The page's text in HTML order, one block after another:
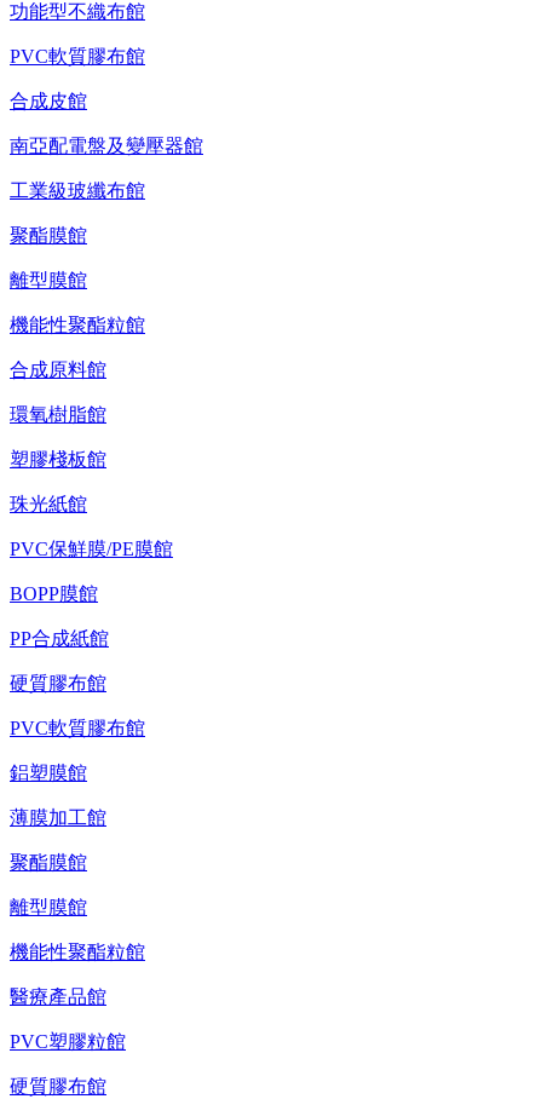
功能型不織布館
PVC軟質膠布館
合成皮館
南亞配電盤及變壓器館
工業級玻纖布館
聚酯膜館
離型膜館
機能性聚酯粒館
合成原料館
環氧樹脂館
塑膠棧板館
珠光紙館
PVC保鮮膜/PE膜館
BOPP膜館
PP合成紙館
硬質膠布館
PVC軟質膠布館
鋁塑膜館
薄膜加工館
聚酯膜館
離型膜館
機能性聚酯粒館
醫療產品館
PVC塑膠粒館
硬質膠布館